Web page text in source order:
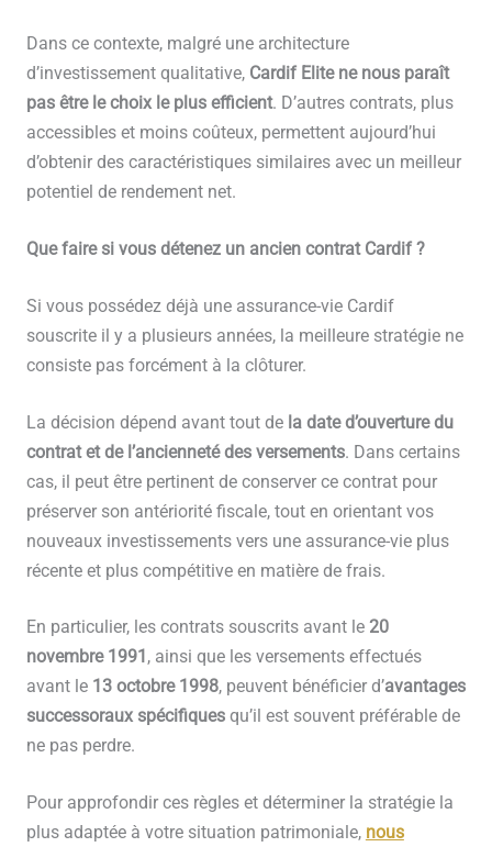
Dans ce contexte, malgré une architecture
d’investissement qualitative, Cardif Elite ne nous paraît
pas être le choix le plus efficient. D’autres contrats, plus
accessibles et moins coûteux, permettent aujourd’hui
d’obtenir des caractéristiques similaires avec un meilleur
potentiel de rendement net.
Que faire si vous détenez un ancien contrat Cardif ?
Si vous possédez déjà une assurance-vie Cardif
souscrite il y a plusieurs années, la meilleure stratégie ne
consiste pas forcément à la clôturer.
La décision dépend avant tout de la date d’ouverture du
contrat et de l’ancienneté des versements. Dans certains
cas, il peut être pertinent de conserver ce contrat pour
préserver son antériorité fiscale, tout en orientant vos
nouveaux investissements vers une assurance-vie plus
récente et plus compétitive en matière de frais.
En particulier, les contrats souscrits avant le 20
novembre 1991 , ainsi que les versements effectués
avant le 13 octobre 1998, peuvent bénéficier d’avantages
successoraux spécifiquesqu’il est souvent préférable de
ne pas perdre.
Pour approfondir ces règles et déterminer la stratégie la
plus adaptée à votre situation patrimoniale, nous